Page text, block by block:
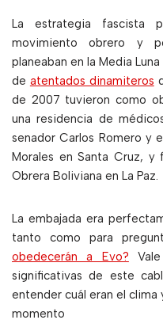
La estrategia fascista
movimiento obrero y
planeaban en la Media
de atentados dinamiteros
de 2007 tuvieron como
una residencia de
senador Carlos Romero y
Morales en Santa Cruz, y
Obrera Boliviana en La Paz.
La embajada era
tanto como para
obedecerán a Evo?
significativas de este
entender cuál eran el clima
momento